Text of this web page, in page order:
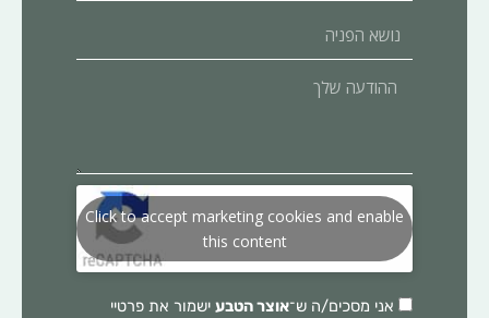
הפניה
ההודעה
Click to accept marketing cookies and enable
this content
אני מסכים/ה ש־אוצר הטבע ישמור את פרטיי